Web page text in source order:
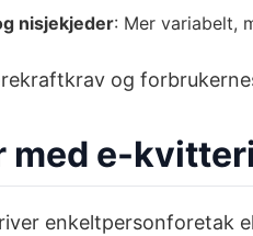
nisjekjeder: Mer variabelt,
og
med e-
enkeltpersonforetak